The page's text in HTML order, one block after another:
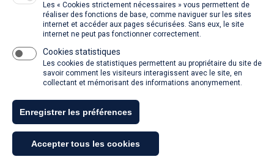
La SACD partout, quand vous voulez
Venir à la SACD
Tous droits réservés - SACD 2021
Mentions légales et conditions générales d'utilisation
Les « Cookies strictement nécessaires » vous permettent de
réaliser des fonctions de base, comme naviguer sur les sites
internet et accéder aux pages sécurisées. Sans eux, le site
internet ne peut pas fonctionner correctement.
Cookies statistiques
Les cookies de statistiques permettent au propriétaire du site de
savoir comment les visiteurs interagissent avec le site, en
collectant et mémorisant des informations anonymement.
Enregistrer les préférences
Accepter tous les cookies